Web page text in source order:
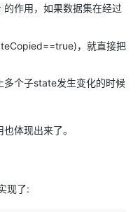
的作用，如果数据集在经过
，就直接把
多个子state发生变化的时候
体现出来了。
现了: